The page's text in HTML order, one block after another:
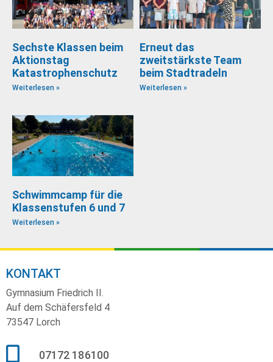
Sechste Klassen beim
Aktionstag
Katastrophenschutz
Weiterlesen »
Erneut das
zweitstärkste Team
beim Stadtradeln
Weiterlesen »
Schwimmcamp für die
Klassenstufen 6 und 7
Weiterlesen »
KONTAKT
Gymnasium Friedrich II.
Auf dem Schäfersfeld 4
73547 Lorch
07172 186100